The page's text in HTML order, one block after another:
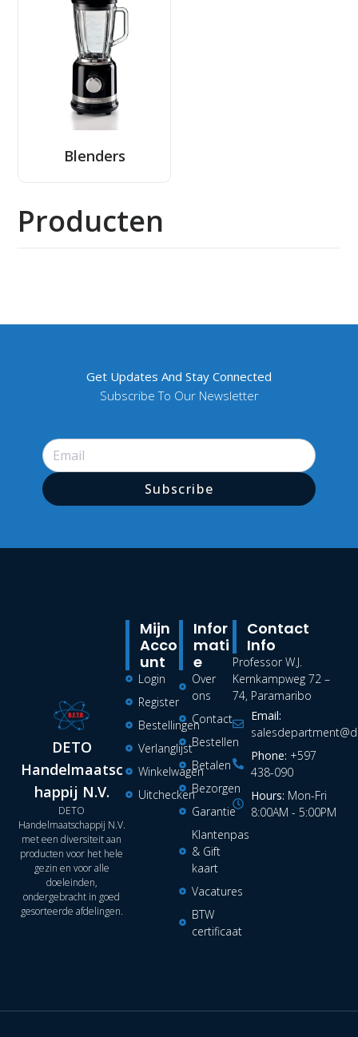
Blenders
Producten
Get Updates And Stay Connected
Subscribe To Our Newsletter
Subscribe
DETO
Handelmaatsc
happij N.V.
DETO
Handelmaatschappij N.V.
met een diversiteit aan
producten voor het hele
gezin en voor alle
doeleinden,
ondergebracht in goed
gesorteerde afdelingen.
Infor
Mati
E
Over
ons
Contact
Bestellen
Betalen
Bezorgen
Garantie
Klantenpas
& Gift
kaart
Vacatures
BTW
certificaat
Mijn
Acco
Unt
Login
Register
Bestellingen
Verlanglijst
Winkelwagen
Uitchecken
Contact
Info
Professor W.J.
Kernkampweg 72 –
74, Paramaribo
Email:
Phone: +597
438-090
Hours: Mon-Fri
8:00AM - 5:00PM